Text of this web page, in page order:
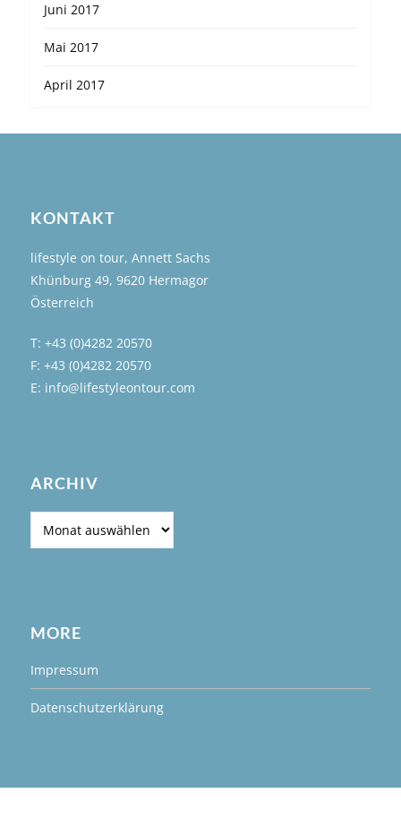
Juni 2017
Mai 2017
April 2017
KONTAKT
lifestyle on tour, Annett Sachs
Khünburg 49, 9620 Hermagor
Österreich
T: +43 (0)4282 20570
F: +43 (0)4282 20570
E: info@lifestyleontour.com
ARCHIV
MORE
Impressum
Datenschutzerklärung